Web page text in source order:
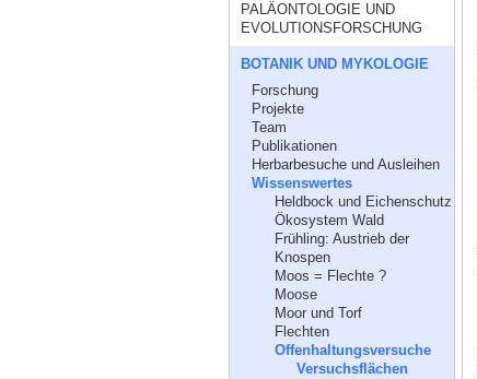
PALÄONTOLOGIE UND
EVOLUTIONSFORSCHUNG
BOTANIK UND MYKOLOGIE
Forschung
Projekte
Team
Publikationen
Herbarbesuche und Ausleihen
Wissenswertes
Heldbock und Eichenschutz
Ökosystem Wald
Frühling: Austrieb der
Knospen
Moos = Flechte ?
Moose
Moor und Torf
Flechten
Offenhaltungsversuche
Versuchsflächen